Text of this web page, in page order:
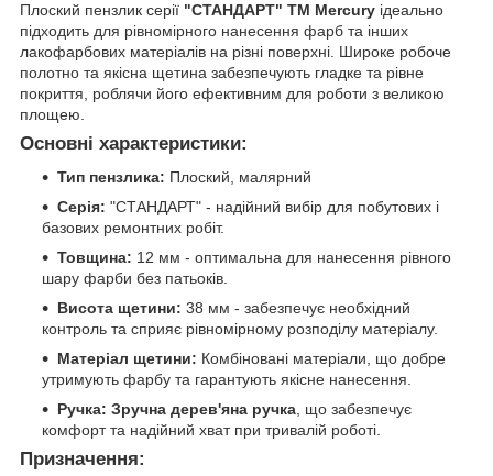
Плоский пензлик серії "СТАНДАРТ" TM Mercury ідеально
підходить для рівномірного нанесення фарб та інших
лакофарбових матеріалів на різні поверхні. Широке робоче
полотно та якісна щетина забезпечують гладке та рівне
покриття, роблячи його ефективним для роботи з великою
площею.
Основні характеристики:
Тип пензлика: Плоский, малярний
Серія: "СТАНДАРТ" - надійний вибір для побутових і
базових ремонтних робіт.
Товщина: 12 мм - оптимальна для нанесення рівного
шару фарби без патьоків.
Висота щетини: 38 мм - забезпечує необхідний
контроль та сприяє рівномірному розподілу матеріалу.
Матеріал щетини: Комбіновані матеріали, що добре
утримують фарбу та гарантують якісне нанесення.
Ручка: Зручна дерев'яна ручка, що забезпечує
комфорт та надійний хват при тривалій роботі.
Призначення: